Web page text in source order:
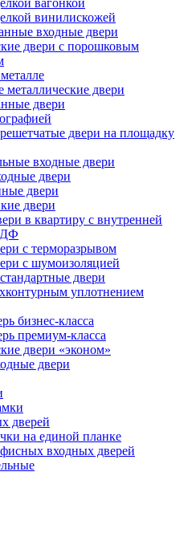
вагонкой
винилискожей
входные двери
двери с порошковым
двери
двери
двери на площадку
входные двери
двери
двери
двери
в квартиру с внутренней
с терморазрывом
с шумоизоляцией
двери
уплотнением
бизнес-класса
премиум-класса
двери «эконом»
двери
дверей
на единой планке
входных дверей